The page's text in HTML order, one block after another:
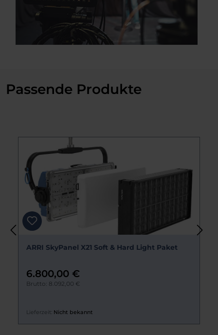
Passende Produkte
ARRI SkyPanel X21 Soft & Hard Light Paket
6.800,00 €
Brutto: 8.092,00 €
Lieferzeit: Nicht bekannt